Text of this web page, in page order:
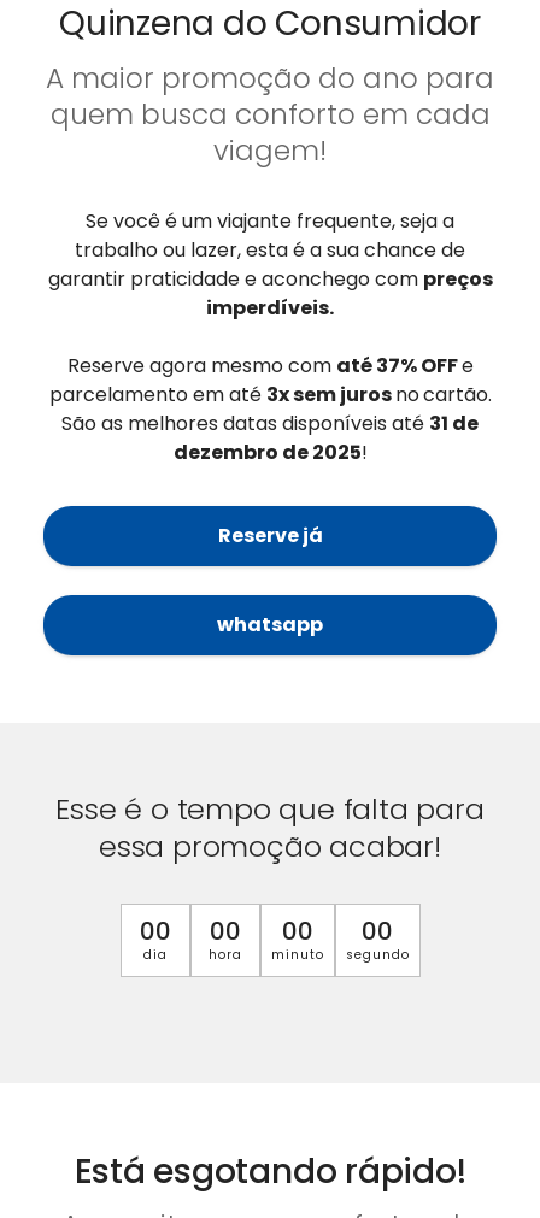
Quinzena do Consumidor
A maior promoção do ano para
quem busca conforto em cada
viagem!
Se você é um viajante frequente, seja a
trabalho ou lazer, esta é a sua chance de
garantir praticidade e aconchego com preços
imperdíveis.
Reserve agora mesmo com até 37% OFFe
parcelamento em até 3x sem jurosnocartão.
São as melhores datas disponíveis até 31 de
dezembro de 2025!
Reserve já
whatsapp
Esse é o tempo que falta para
essa promoção acabar!
00
dia
00
hora
00
minuto
00
segundo
Está esgotando rápido!